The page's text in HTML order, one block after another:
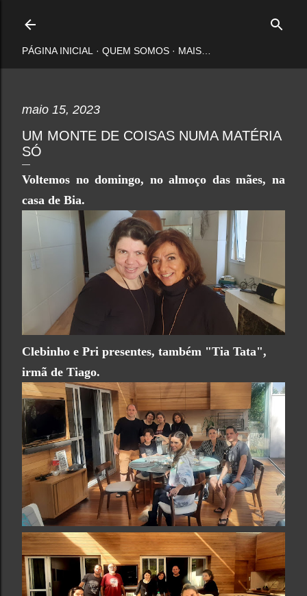
PÁGINA INICIAL QUEM SOMOS MAIS…
maio 15, 2023
UM MONTE DE COISAS NUMA MATÉRIA
SÓ
Voltemos no domingo, no almoço das mães, na
casa de Bia.
Clebinho e Pri presentes, também "Tia Tata",
irmã de Tiago.